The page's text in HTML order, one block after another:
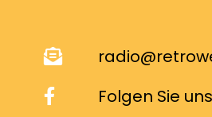
Folgen Sie